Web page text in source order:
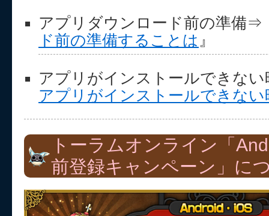
アプリダウンロード前の準備⇒
ド前の準備することは 』
アプリがインストールできな
アプリがインストールできない
トーラムオンライン「
前登録キャンペーン」に